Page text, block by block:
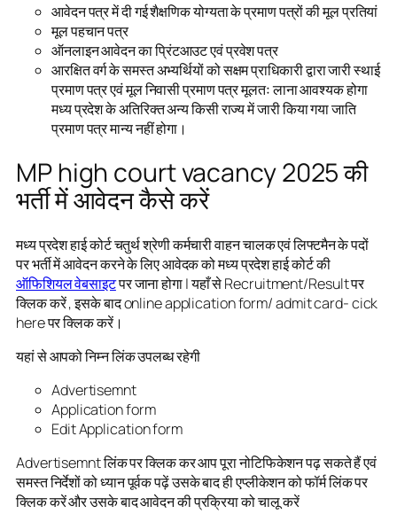
आवेदन पत्र में दी गई शैक्षणिक योग्यता के प्रमाण पत्रों की मूल प्रतियां
मूल पहचान पत्र
ऑनलाइन आवेदन का प्रिंटआउट एवं प्रवेश पत्र
आरक्षित वर्ग के समस्त अभ्यर्थियों को सक्षम प्राधिकारी द्वारा जारी स्थाई
प्रमाण पत्र एवं मूल निवासी प्रमाण पत्र मूलतः लाना आवश्यक होगा
मध्य प्रदेश के अतिरिक्त अन्य किसी राज्य में जारी किया गया जाति
प्रमाण पत्र मान्य नहीं होगा।
MP high court vacancy 2025 की
भर्ती में आवेदन कैसे करें
मध्य प्रदेश हाई कोर्ट चतुर्थ श्रेणी कर्मचारी वाहन चालक एवं लिफ्टमैन के पदों
पर भर्ती में आवेदन करने के लिए आवेदक को मध्य प्रदेश हाई कोर्ट की
ऑफिशियल वेबसाइटपर जाना होगा | यहाँ से Recruitment/Result पर
क्लिक करें , इसके बाद online application form/ admit card- cick
here पर क्लिक करें।
यहां से आपको निम्न लिंक उपलब्ध रहेगी
Advertisemnt
Application form
Edit Application form
Advertisemnt लिंक पर क्लिक कर आप पूरा नोटिफिकेशन पढ़ सकते हैं एवं
समस्त निर्देशों को ध्यान पूर्वक पढ़ें उसके बाद ही एप्लीकेशन को फॉर्म लिंक पर
क्लिक करें और उसके बाद आवेदन की प्रक्रिया को चालू करें